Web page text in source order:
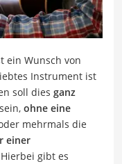
ein Wunsch von
Instrument ist
soll dies ganz
sein, ohne eine
mehrmals die
einer
gibt es